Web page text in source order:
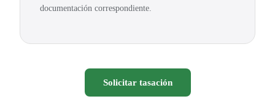
documentación correspondiente.
Solicitar tasación